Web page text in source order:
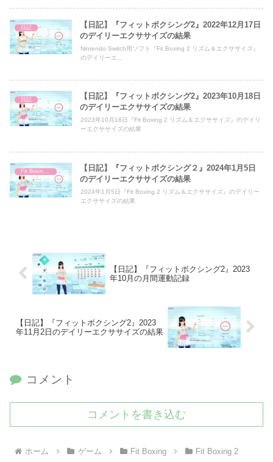
日記
【日記】『フィットボクシング2』2022年12月17日
のデイリーエクササイズの結果
Nintendo Switch用ソフト『Fit Boxing 2 リズム＆エクササイズ』
のデイリーエ...
日記
【日記】『フィットボクシング2』2023年10月18日
のデイリーエクササイズの結果
2023年10月18日『Fit Boxing 2 リズム＆エクササイズ』のデイリ
ーエクササイズの結果
【日記】『フィットボクシング２』2024年1月5日
のデイリーエクササイズの結果
2024年1月5日『Fit Boxing 2 リズム＆エクササイズ』のデイリー
エクササイズの結果
【日記】『フィットボクシング2』2023
年10月の月間運動記録
【日記】『フィットボクシング2』2023
年11月2日のデイリーエクササイズの結果
コメント
コメントを書き込む
ホーム ゲーム Fit Boxing Fit Boxing 2